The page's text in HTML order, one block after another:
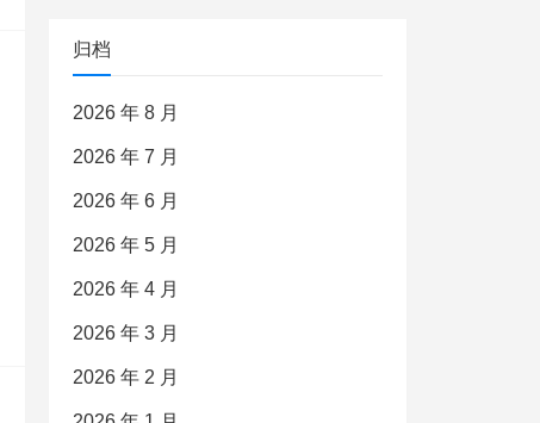
归档
2026 年 8 月
2026 年 7 月
2026 年 6 月
2026 年 5 月
2026 年 4 月
2026 年 3 月
2026 年 2 月